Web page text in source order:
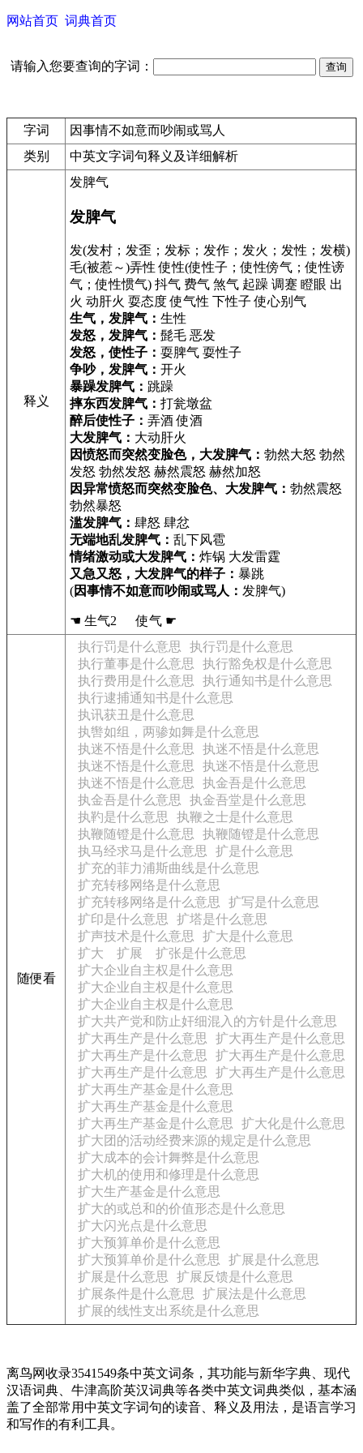
网站首页 词典首页
请输入您要查询的字词：
字词
因事情不如意而吵闹或骂人
类别
中英文字词句释义及详细解析
释义
发脾气
发脾气
发(发村；发歪；发标；发作；发火；发性；发横)
毛(被惹～)弄性 使性(使性子；使性傍气；使性谤
气；使性惯气) 抖气 费气 煞气 起躁 调蹇 瞪眼 出
火 动肝火 耍态度 使气性 下性子 使心别气
生气，发脾气： 生性
发怒，发脾气： 髭毛 恶发
发怒，使性子： 耍脾气 耍性子
争吵，发脾气： 开火
暴躁发脾气： 跳躁
摔东西发脾气： 打瓮墩盆
醉后使性子： 弄酒 使酒
大发脾气： 大动肝火
因愤怒而突然变脸色，大发脾气： 勃然大怒 勃然
发怒 勃然发怒 赫然震怒 赫然加怒
因异常愤怒而突然变脸色、大发脾气： 勃然震怒
勃然暴怒
滥发脾气： 肆怒 肆忿
无端地乱发脾气： 乱下风雹
情绪激动或大发脾气： 炸锅 大发雷霆
又急又怒，大发脾气的样子： 暴跳
(因事情不如意而吵闹或骂人： 发脾气)
☚ 生气2 使气 ☛
随便看
执行罚是什么意思
执行罚是什么意思
执行董事是什么意思
执行豁免权是什么意思
执行费用是什么意思
执行通知书是什么意思
执行逮捕通知书是什么意思
执讯获丑是什么意思
执辔如组，两骖如舞是什么意思
执迷不悟是什么意思
执迷不悟是什么意思
执迷不悟是什么意思
执迷不悟是什么意思
执迷不悟是什么意思
执金吾是什么意思
执金吾是什么意思
执金吾堂是什么意思
执靮是什么意思
执鞭之士是什么意思
执鞭随镫是什么意思
执鞭随镫是什么意思
执马经求马是什么意思
扩是什么意思
扩充的菲力浦斯曲线是什么意思
扩充转移网络是什么意思
扩充转移网络是什么意思
扩写是什么意思
扩印是什么意思
扩塔是什么意思
扩声技术是什么意思
扩大是什么意思
扩大 扩展 扩张是什么意思
扩大企业自主权是什么意思
扩大企业自主权是什么意思
扩大企业自主权是什么意思
扩大共产党和防止奸细混入的方针是什么意思
扩大再生产是什么意思
扩大再生产是什么意思
扩大再生产是什么意思
扩大再生产是什么意思
扩大再生产是什么意思
扩大再生产是什么意思
扩大再生产基金是什么意思
扩大再生产基金是什么意思
扩大再生产基金是什么意思
扩大化是什么意思
扩大团的活动经费来源的规定是什么意思
扩大成本的会计舞弊是什么意思
扩大机的使用和修理是什么意思
扩大生产基金是什么意思
扩大的或总和的价值形态是什么意思
扩大闪光点是什么意思
扩大预算单价是什么意思
扩大预算单价是什么意思
扩展是什么意思
扩展是什么意思
扩展反馈是什么意思
扩展条件是什么意思
扩展法是什么意思
扩展的线性支出系统是什么意思
离鸟网收录3541549条中英文词条，其功能与新华字典、现代
汉语词典、牛津高阶英汉词典等各类中英文词典类似，基本涵
盖了全部常用中英文字词句的读音、释义及用法，是语言学习
和写作的有利工具。